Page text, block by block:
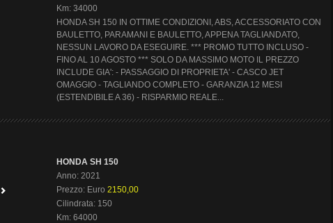
Km: 34000
HONDA SH 150 IN OTTIME CONDIZIONI, ABS, ACCESSORIATO CON
BAULETTO, PARAMANI E BAULETTO, APPENA TAGLIANDATO,
NESSUN LAVORO DA ESEGUIRE. *** PROMO TUTTO INCLUSO -
FINO AL 10 AGOSTO *** SOLO DA MASSIMO MOTO IL PREZZO
INCLUDE GIA': - PASSAGGIO DI PROPRIETA' - CASCO JET
OMAGGIO - TAGLIANDO COMPLETO - GARANZIA 12 MESI
(ESTENDIBILE A 36) - RISPARMIO REALE...
HONDA SH 150
Anno: 2021
Prezzo: Euro 2150,00
Cilindrata: 150
Km: 64000